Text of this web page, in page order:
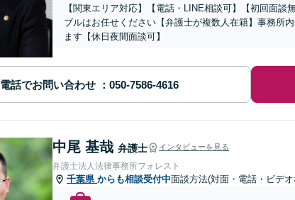
【関東エリア対応】【電話・LINE相談可】【初回面
ブルはお任せください【弁護士が複数人在籍】事務所
ます【休日夜間面談可】
電話でお問い合わせ
中尾 基哉 弁護士 インタビューを見る
弁護士法人法律事務所フォレスト
千葉県 からも相談受付中面談方法(対面・電話・ビデ